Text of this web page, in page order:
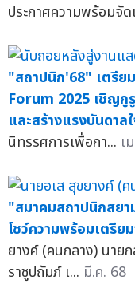
ประกาศความพร้อมจั
"สถาปนิก'68" เตรี
Forum 2025 เชิญกู
และสร้างแรงบันดาล
นิทรรศการเพื่อกา... เ
"สมาคมสถาปนิกสย
โชว์ความพร้อมเตรี
ยางค์ (คนกลาง) นาย
ราชูปถัมภ์ เ... มี.ค. 68